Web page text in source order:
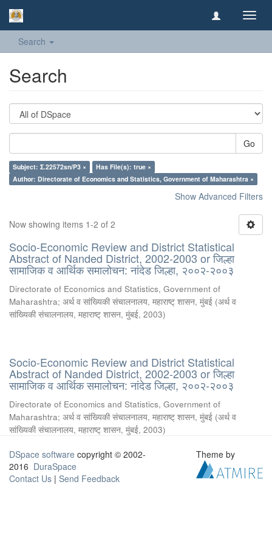
Search
Search
Go
Subject: Σ.22572sn/P3 ×
Has File(s): true ×
Author: Directorate of Economics and Statistics, Government of Maharashtra ×
Show Advanced Filters
Now showing items 1-2 of 2
Socio-Economic Review and District Statistical
Abstract of Nanded District, 2002-2003 or जिल्हा
सामाजिक व आर्थिक समालोचन: नांदेड जिल्हा, २००२-२००३
Directorate of Economics and Statistics, Government of
Maharashtra; अर्थ व सांख्यिकी संचालनालय, महाराष्ट् शासन, मुंबई (अर्थ व
सांख्यिकी संचालनालय, महाराष्ट् शासन, मुंबई, 2003)
Socio-Economic Review and District Statistical
Abstract of Nanded District, 2002-2003 or जिल्हा
सामाजिक व आर्थिक समालोचन: नांदेड जिल्हा, २००२-२००३
Directorate of Economics and Statistics, Government of
Maharashtra; अर्थ व सांख्यिकी संचालनालय, महाराष्ट् शासन, मुंबई (अर्थ व
सांख्यिकी संचालनालय, महाराष्ट् शासन, मुंबई, 2003)
DSpace software copyright © 2002-
2016 DuraSpace
Contact Us | Send Feedback
Theme by